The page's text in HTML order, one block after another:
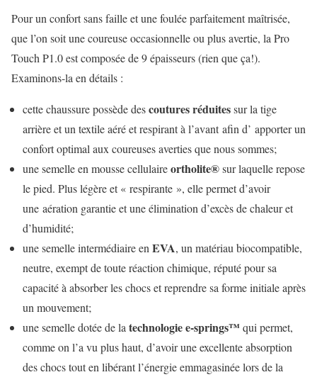
Pour un confort sans faille et une foulée parfaitement maîtrisée,
que l’on soit une coureuse occasionnelle ou plus avertie, la Pro
Touch P1.0est composée de 9 épaisseurs (rien que ça!).
Examinons-la en détails :
cette chaussure possède descoutures réduitessur la tige
arrière et un textile aéré et respirant à l’avant afin d’ apporter un
confort optimal aux coureuses averties que nous sommes;
une semelle en mousse cellulaireortholite®sur laquelle repose
le pied. Plus légère et « respirante », elle permet d’avoir
une aération garantie et une élimination d’excès de chaleur et
d’humidité;
une semelle intermédiaire en EVA, un matériau biocompatible,
neutre, exempt de toute réaction chimique, réputé pour sa
capacité à absorber les chocs et reprendre sa forme initiale après
un mouvement;
une semelle dotée de la technologie e-springs™ qui permet,
comme on l’a vu plus haut, d’avoir une excellente absorption
des chocs tout en libérant l’énergie emmagasinée lors de la